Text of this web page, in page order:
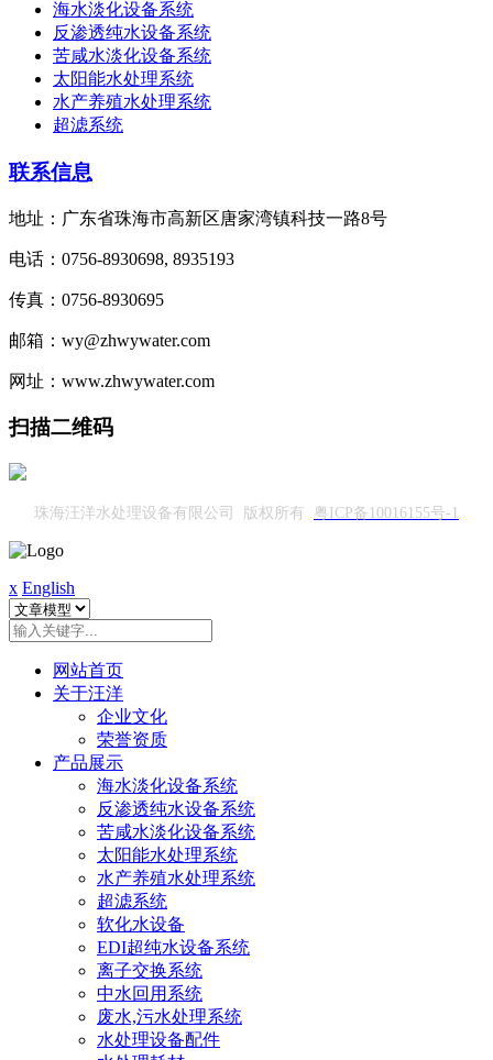
海水淡化设备系统
反渗透纯水设备系统
苦咸水淡化设备系统
太阳能水处理系统
水产养殖水处理系统
超滤系统
联系信息
地址：广东省珠海市高新区唐家湾镇科技一路8号
电话：0756-8930698, 8935193
传真：0756-8930695
邮箱：wy@zhwywater.com
网址：www.zhwywater.com
扫描二维码
珠海汪洋水处理设备有限公司 版权所有 粤ICP备10016155号-1
x English
网站首页
关于汪洋
企业文化
荣誉资质
产品展示
海水淡化设备系统
反渗透纯水设备系统
苦咸水淡化设备系统
太阳能水处理系统
水产养殖水处理系统
超滤系统
软化水设备
EDI超纯水设备系统
离子交换系统
中水回用系统
废水,污水处理系统
水处理设备配件